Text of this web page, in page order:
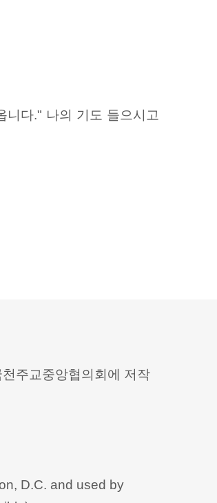
니다." 나의 기도 들으시고
주교중앙협의회에 저작
D.C. and used by